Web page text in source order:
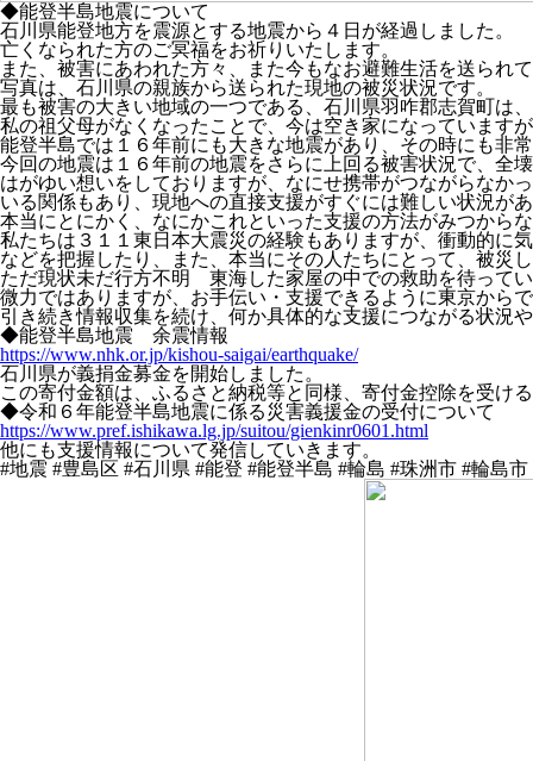
◆能登半島地震について
石川県能登地方を震源とする地震から４日が経過しました。
亡くなられた方のご冥福をお祈りいたします。
また、被害にあわれた方々、また今もなお避難生活を送られ
写真は、石川県の親族から送られた現地の被災状況です。
最も被害の大きい地域の一つである、石川県羽咋郡志賀町は
私の祖父母がなくなったことで、今は空き家になっています
能登半島では１６年前にも大きな地震があり、その時にも非
今回の地震は１６年前の地震をさらに上回る被害状況で、全
はがゆい想いをしておりますが、なにせ携帯がつながらなか
いる関係もあり、現地への直接支援がすぐには難しい状況が
本当にとにかく、なにかこれといった支援の方法がみつから
私たちは３１１東日本大震災の経験もありますが、衝動的に
などを把握したり、また、本当にその人たちにとって、被災
ただ現状未だ行方不明 東海した家屋の中での救助を待って
微力ではありますが、お手伝い・支援できるように東京から
引き続き情報収集を続け、何か具体的な支援につながる状況
◆能登半島地震 余震情報
https://www.nhk.or.jp/kishou-saigai/earthquake/
石川県が義捐金募金を開始しました。
この寄付金額は、ふるさと納税等と同様、寄付金控除を受け
◆令和６年能登半島地震に係る災害義援金の受付について
https://www.pref.ishikawa.lg.jp/suitou/gienkinr0601.html
他にも支援情報について発信していきます。
#地震 #豊島区 #石川県 #能登 #能登半島 #輪島 #珠洲市 #輪島